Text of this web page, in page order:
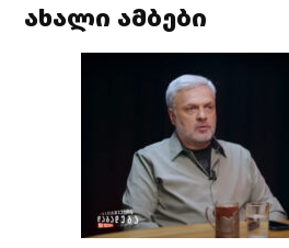
ახალი ამბები